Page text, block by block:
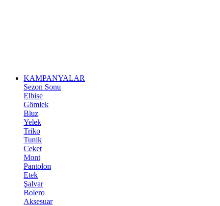
KAMPANYALAR
Sezon Sonu
Elbise
Gömlek
Bluz
Yelek
Triko
Tunik
Ceket
Mont
Pantolon
Etek
Şalvar
Bolero
Aksesuar